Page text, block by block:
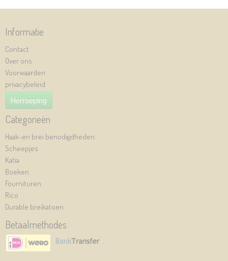
Informatie
Contact
Over ons
Voorwaarden
privacybeleid
Herroeping
Categorieën
Haak-en brei benodigdheden
Scheepjes
Katia
Boeken
Fournituren
Rico
Durable breikatoen
Betaalmethodes